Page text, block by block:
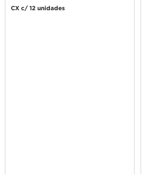
360ml
CX c/ 12 unidades